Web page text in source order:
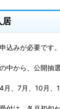
居
込みが必要です。
中から、公開抽
月、7月、10月、